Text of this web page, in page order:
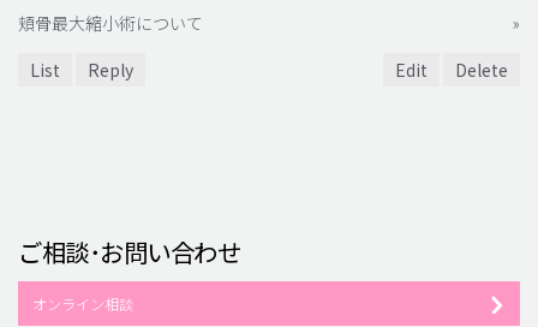
頬骨最大縮小術について
»
List
Reply Edit Delete
ご相談･お問い合わせ
オンライン相談